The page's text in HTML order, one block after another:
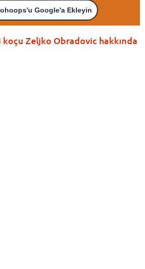
Google'a Ekleyin
Zeljko Obradovic hakkında